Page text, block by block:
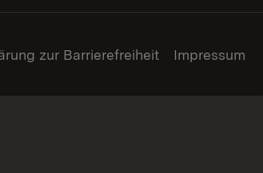
zur Barrierefreiheit Impressum